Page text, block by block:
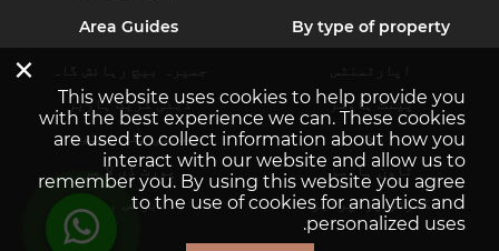
By type of property
اپارٹمنٹس
پینٹ ہاوسز
ولاز
ٹاون ہاوسز
کمرشل پراپرٹیز
Area Guides
جمیرہ بیچ رہائش گاہ
دبئی کریک ہاربر
دبئی ہلز اسٹیٹ
پورٹ ڈی لا مر
بزنس بے
×
This website uses cookies to help provide you
with the best experience we can. These cookies
are used to collect information about how you
interact with our website and allow us to
remember you. By using this website you agree
to the use of cookies for analytics and
personalized uses.